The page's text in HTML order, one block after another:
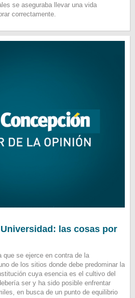
se aseguraba llevar una vida
correctamente.
las cosas por
que se ejerce en contra de la
de los sitios donde debe predominar la
cuya esencia es el cultivo del
ser y ha sido posible enfrentar
en busca de un punto de equilibrio